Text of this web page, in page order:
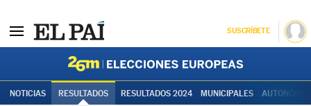
SUSCRÍBETE
NOTICIAS RESULTADOS RESULTADOS 2024 MUNICIPALES